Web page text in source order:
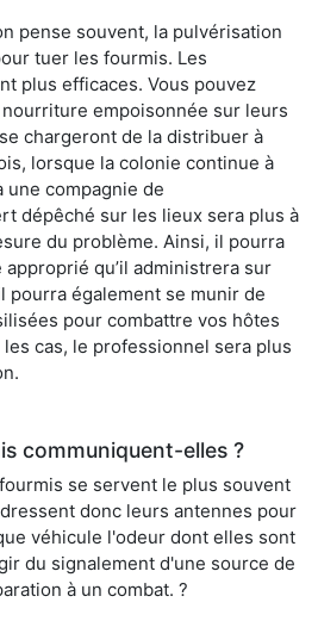
pense souvent, la pulvérisation
tuer les fourmis. Les
plus efficaces. Vous pouvez
empoisonnée sur leurs
chargeront de la distribuer à
lorsque la colonie continue à
une compagnie de
dépêché sur les lieux sera plus à
du problème. Ainsi, il pourra
qu’il administrera sur
pourra également se munir de
pour combattre vos hôtes
cas, le professionnel sera plus
communiquent-elles ?
se servent le plus souvent
donc leurs antennes pour
véhicule l'odeur dont elles sont
du signalement d'une source de
à un combat. ?